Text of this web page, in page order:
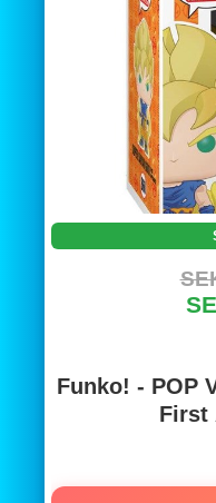
Funko! - POP
First